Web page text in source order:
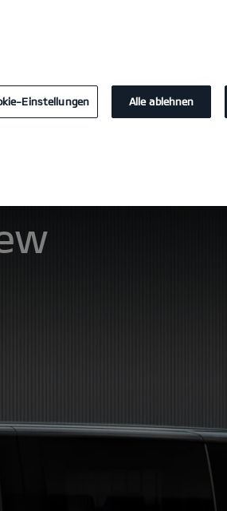
Einstellungen Alle ablehnen